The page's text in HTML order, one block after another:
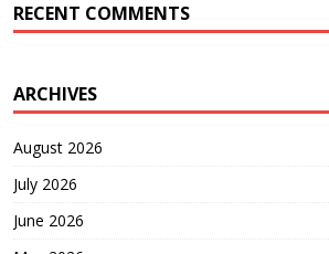
RECENT COMMENTS
ARCHIVES
August 2026
July 2026
June 2026